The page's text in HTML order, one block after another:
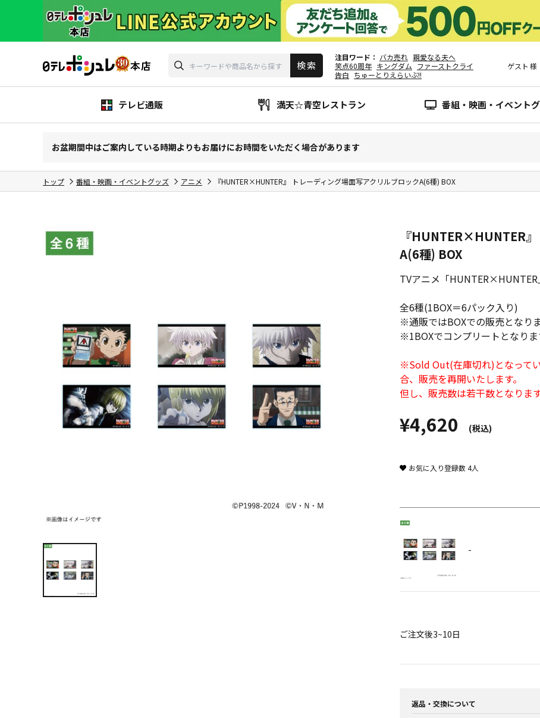
注目ワード バカ売れ 親愛なる夫へ
笑点60周年 キングダム ファーストクライ
告白 ちゅーとりえらいぶ!!
ゲスト 様
テレビ通販 満天☆青空レストラン 番組・映画・イベント
お盆期間中はご案内している時期よりもお届けにお時間をいただく場合があります
トップ 番組・映画・イベントグッズ アニメ 『HUNTER×HUNTER』 トレーディング場面写アクリルブロックA(6種) BOX
『HUNTER×HUNTER
A(6種) BOX
TVアニメ「HUNTER×HUNTER
全6種(1BOX＝6パック入り)
※通販ではBOXでの販売となりま
※1BOXでコンプリートとなりま
※Sold Out(在庫切れ)となって
合、販売を再開いたします。
但し、販売数は若干数となりま
¥4,620 (税込)
お気に入り登録数4人
-
ご注文後3~10日
返品・交換について